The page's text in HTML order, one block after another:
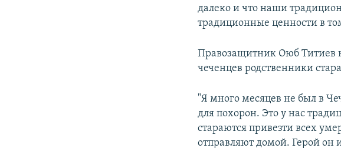
далеко и что наши
традиционные ценности в
Правозащитник Оюб Титиев
чеченцев родственники
"Я много месяцев не был в
для похорон. Это у нас
стараются привезти всех
отправляют домой. Герой он